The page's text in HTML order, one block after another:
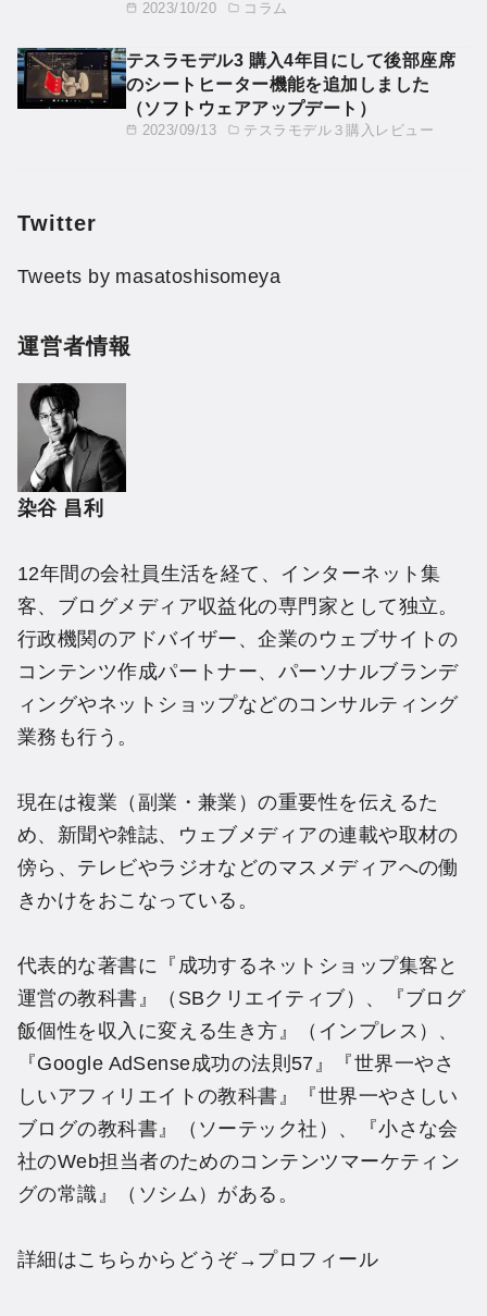
2023/10/20 コラム
2023/09/13 テスラモデル３購入レビュー
テスラモデル3 購入4年目にして後部座席
のシートヒーター機能を追加しました
（ソフトウェアアップデート）
Twitter
Tweets by masatoshisomeya
運営者情報
染谷 昌利
12年間の会社員生活を経て、インターネット集
客、ブログメディア収益化の専門家として独立。
行政機関のアドバイザー、企業のウェブサイトの
コンテンツ作成パートナー、パーソナルブランデ
ィングやネットショップなどのコンサルティング
業務も行う。
現在は複業（副業・兼業）の重要性を伝えるた
め、新聞や雑誌、ウェブメディアの連載や取材の
傍ら、テレビやラジオなどのマスメディアへの働
きかけをおこなっている。
代表的な著書に『成功するネットショップ集客と
運営の教科書』（SBクリエイティブ）、『ブログ
飯個性を収入に変える生き方』（インプレス）、
『Google AdSense成功の法則57』『世界一やさ
しいアフィリエイトの教科書』『世界一やさしい
ブログの教科書』（ソーテック社）、『小さな会
社のWeb担当者のためのコンテンツマーケティン
グの常識』（ソシム）がある。
詳細はこちらからどうぞ→ プロフィール